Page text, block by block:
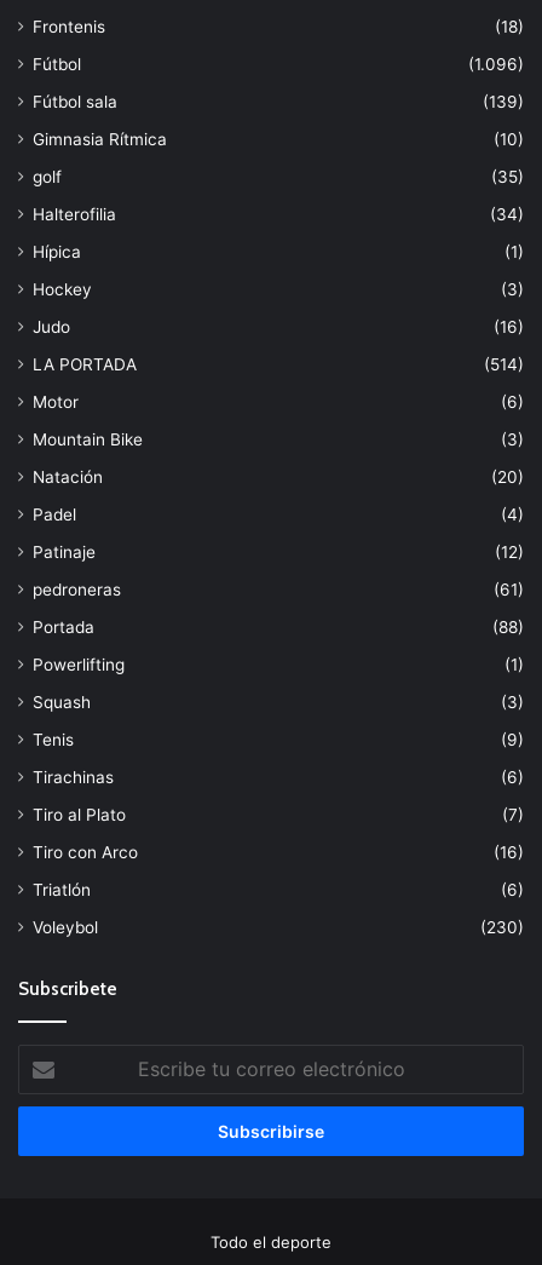
Frontenis
(18)
Fútbol
(1.096)
Fútbol sala
(139)
Gimnasia Rítmica
(10)
golf
(35)
Halterofilia
(34)
Hípica
(1)
Hockey
(3)
Judo
(16)
LA PORTADA
(514)
Motor
(6)
Mountain Bike
(3)
Natación
(20)
Padel
(4)
Patinaje
(12)
pedroneras
(61)
Portada
(88)
Powerlifting
(1)
Squash
(3)
Tenis
(9)
Tirachinas
(6)
Tiro al Plato
(7)
Tiro con Arco
(16)
Triatlón
(6)
Voleybol
(230)
Subscribete
tu
correo
Todo el deporte